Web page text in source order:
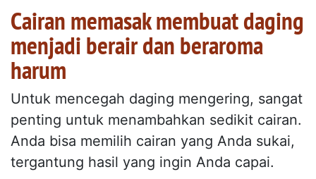
Cairan memasak membuat daging
menjadi berair dan beraroma
harum
Untuk mencegah daging mengering, sangat
penting untuk menambahkan sedikit cairan.
Anda bisa memilih cairan yang Anda sukai,
tergantung hasil yang ingin Anda capai.